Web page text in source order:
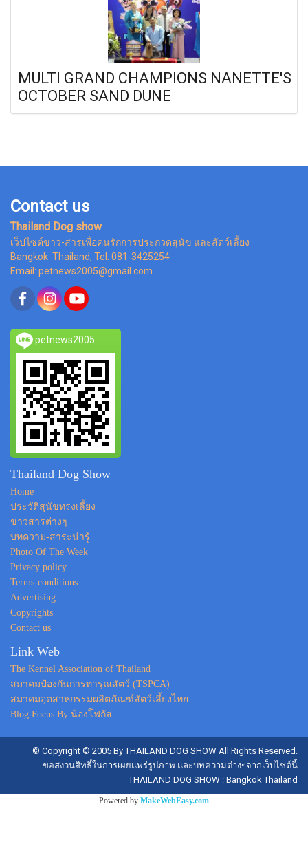
MULTI GRAND CHAMPIONS NANETTE'S
OCTOBER SAND DUNE
Contact us
Thailand Dog show
เว็ปไซต์ข่าว-สารเพื่อคนรักการประกวดสุนัข และสัตว์เลี้ยง
Bangkok Thailand, Tel. 081-3425254
Email: petnews2005@gmail.com
petnews2005
Thailand Dog Show
Home
ประวัติสุนัขทรงเลี้ยง
ข่าวสารต่างๆ
บทความ-สาระน่ารู้
Photo Of The Week
Privacy policy
Terms-conditions
Advertising
Copyrights
Contact us
Link Web
The Kennel Association of Thailand
สมาคมป้องกันการทารุณสัตว์ (TSPCA)
สมาคมอุตสาหกรรมผลิตภัณฑ์สัตว์เลี้ยงไทย
Blog Focus By น้องโฟกัส
© Copyright © 2005 By THAILAND DOG SHOW All Rights Reserved.
ขอสงวนสิทธิ์ในการเผยแพร่รูปภาพ และบทความต่างๆจากเว็บไซต์นี้
THAILAND DOG SHOW : Bangkok Thailand
Powered by MakeWebEasy.com